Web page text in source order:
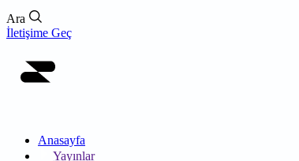
Ara
İletişime Geç
Anasayfa
Yayınlar